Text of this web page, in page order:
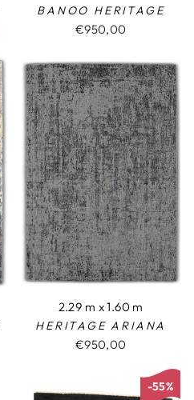
BANOO HERITAGE
€950,00
2.29 m x 1.60 m
HERITAGE ARIANA
€950,00
-55%